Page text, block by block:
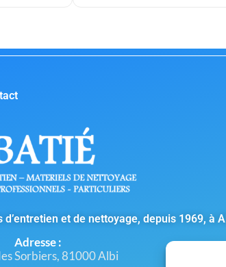
et de nettoyage, depuis 1969, à
Adresse :
Sorbiers, 81000 Albi